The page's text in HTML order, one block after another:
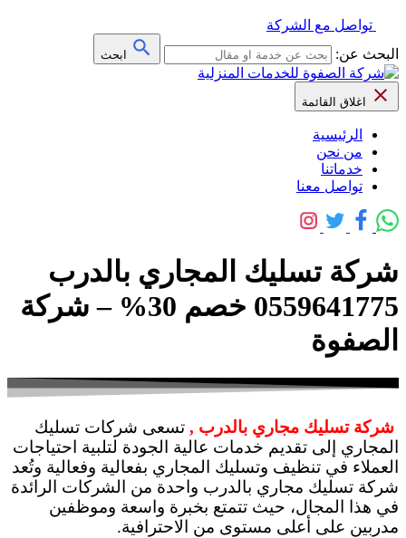
تواصل مع الشركة
البحث عن:
ابحث
اغلاق القائمة
الرئيسية
من نحن
خدماتنا
تواصل معنا
شركة تسليك المجاري بالدرب
0559641775 خصم 30% – شركة
الصفوة
شركة تسليك مجاري بالدرب , تسعى شركات تسليك
المجاري إلى تقديم خدمات عالية الجودة لتلبية احتياجات
العملاء في تنظيف وتسليك المجاري بفعالية وفعالية وتُعد
شركة تسليك مجاري بالدرب واحدة من الشركات الرائدة
في هذا المجال، حيث تتمتع بخبرة واسعة وموظفين
مدربين على أعلى مستوى من الاحترافية.